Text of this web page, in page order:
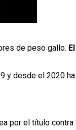
de peso gallo.
y desde el 2020
por el título contra